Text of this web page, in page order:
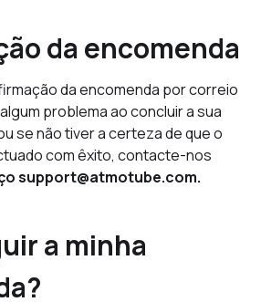
da encomenda
da encomenda por correio
problema ao concluir a sua
se não tiver a certeza de que o
com êxito, contacte-nos
support@atmotube.com.
a minha